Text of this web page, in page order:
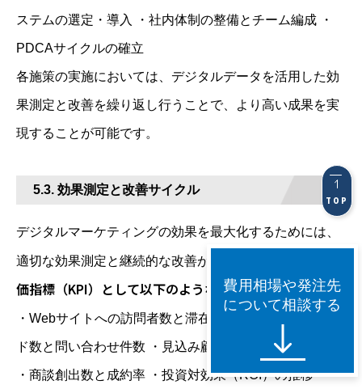
ステムの選定・導入 ・社内体制の整備とチーム編成 ・
PDCAサイクルの確立
各施策の実施においては、デジタルデータを活用した効
果測定と改善を繰り返し行うことで、より高い成果を実
現することが可能です。
5.3. 効果測定と改善サイクル
デジタルマーケティングの効果を最大化するためには、
適切な効果測定と継続的な改善が不可欠です。
価指標（KPI）として以下のような項目を設定します。
・Webサイトへの訪問者数と滞在時間 ・資料ダウンロー
ド数と問い合わせ件数 ・見込み顧客の獲得数と育成状況
・商談創出数と成約率 ・投資対効果（ROI）の推移
TOP
費用相場や発注先
について相談する